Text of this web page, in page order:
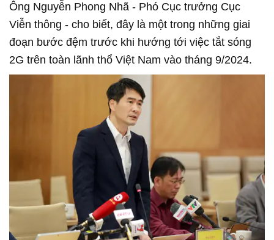
Ông Nguyễn Phong Nhã - Phó Cục trưởng Cục
Viễn thông - cho biết, đây là một trong những giai
đoạn bước đệm trước khi hướng tới việc tắt sóng
2G trên toàn lãnh thổ Việt Nam vào tháng 9/2024.